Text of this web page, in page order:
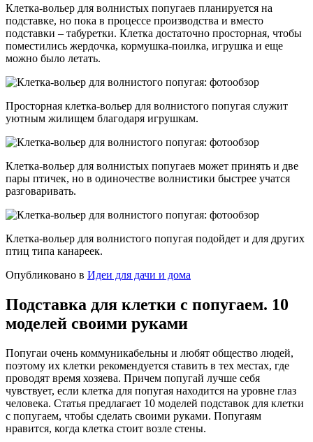
Клетка-вольер для волнистых попугаев планируется на
подставке, но пока в процессе производства и вместо
подставки – табуретки. Клетка достаточно просторная, чтобы
поместились жердочка, кормушка-поилка, игрушка и еще
можно было летать.
Просторная клетка-вольер для волнистого попугая служит
уютным жилищем благодаря игрушкам.
Клетка-вольер для волнистых попугаев может принять и две
пары птичек, но в одиночестве волнистики быстрее учатся
разговаривать.
Клетка-вольер для волнистого попугая подойдет и для других
птиц типа канареек.
Опубликовано в Идеи для дачи и дома
Подставка для клетки с попугаем. 10
моделей своими руками
Попугаи очень коммуникабельны и любят общество людей,
поэтому их клетки рекомендуется ставить в тех местах, где
проводят время хозяева. Причем попугай лучше себя
чувствует, если клетка для попугая находится на уровне глаз
человека. Статья предлагает 10 моделей подставок для клетки
с попугаем, чтобы сделать своими руками. Попугаям
нравится, когда клетка стоит возле стены.